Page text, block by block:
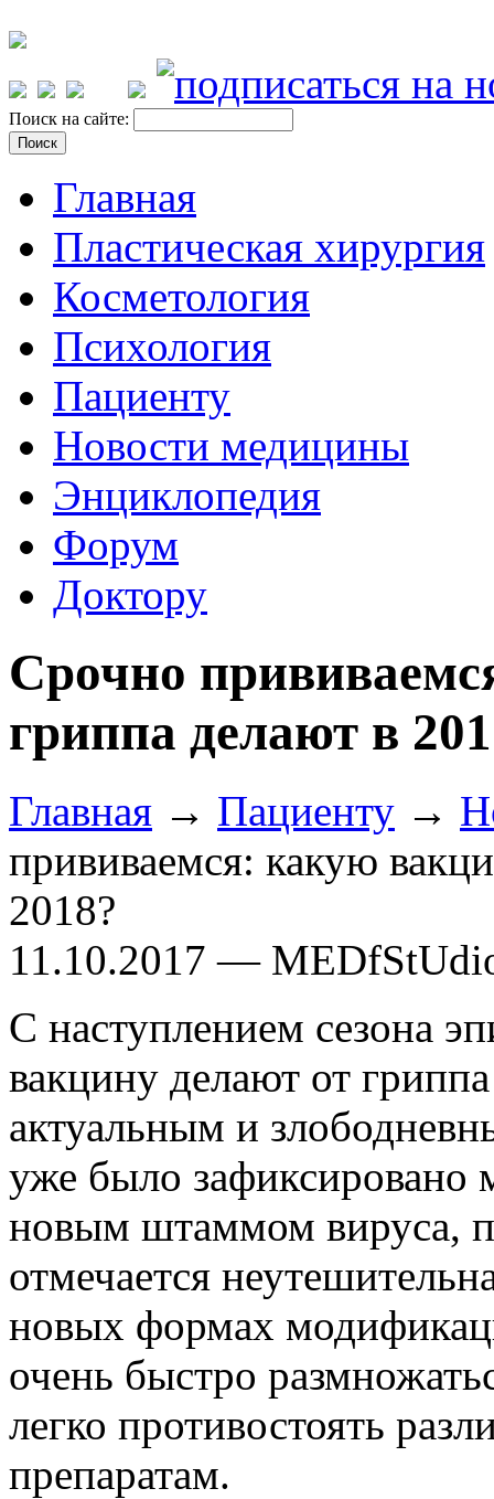
Поиск на сайте:
Главная
Пластическая хирургия
Косметология
Психология
Пациенту
Новости медицины
Энциклопедия
Форум
Доктору
Срочно
гриппа делают в
Главная → Пациенту →
прививаемся: какую
2018?
11.10.2017 —
С наступлением сезона
вакцину делают от
актуальным и
уже было зафиксировано
новым штаммом вируса,
отмечается
новых формах
очень быстро
легко противостоять
препаратам.